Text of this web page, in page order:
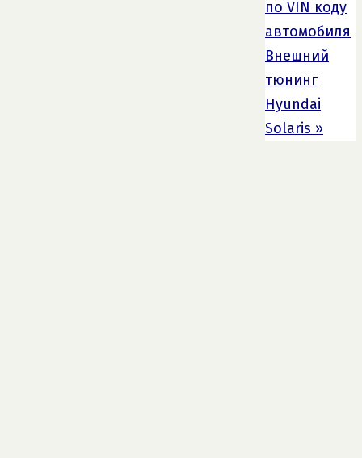
по VIN коду
автомобиля
Внешний
тюнинг
Hyundai
Solaris »